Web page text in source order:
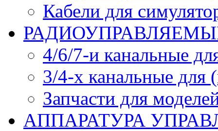
Кабели для
4/6/7-и канальные
3/4-х канальные
Запчасти для
АППАРАТУРА